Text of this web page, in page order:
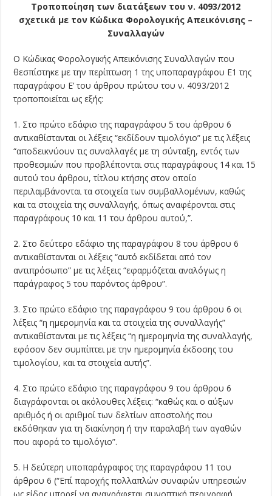
Τροποποίηση των διατάξεων του ν. 4093/2012
σχετικά με τον Κώδικα Φορολογικής Απεικόνισης –
Συναλλαγών
Ο Κώδικας Φορολογικής Απεικόνισης Συναλλαγών που
θεσπίστηκε με την περίπτωση 1 της υποπαραγράφου Ε1 της
παραγράφου Ε’ του άρθρου πρώτου του ν. 4093/2012
τροποποιείται ως εξής:
1. Στο πρώτο εδάφιο της παραγράφου 5 του άρθρου 6
αντικαθίστανται οι λέξεις “εκδίδουν τιμολόγιο” με τις λέξεις
“αποδεικνύουν τις συναλλαγές με τη σύνταξη, εντός των
προθεσμιών που προβλέπονται στις παραγράφους 14 και 15
αυτού του άρθρου, τίτλου κτήσης στον οποίο
περιλαμβάνονται τα στοιχεία των συμβαλλομένων, καθώς
και τα στοιχεία της συναλλαγής, όπως αναφέρονται στις
παραγράφους 10 και 11 του άρθρου αυτού,”.
2. Στο δεύτερο εδάφιο της παραγράφου 8 του άρθρου 6
αντικαθίστανται οι λέξεις “αυτό εκδίδεται από τον
αντιπρόσωπο” με τις λέξεις “εφαρμόζεται αναλόγως η
παράγραφος 5 του παρόντος άρθρου”.
3. Στο πρώτο εδάφιο της παραγράφου 9 του άρθρου 6 οι
λέξεις “η ημερομηνία και τα στοιχεία της συναλλαγής”
αντικαθίστανται με τις λέξεις “η ημερομηνία της συναλλαγής,
εφόσον δεν συμπίπτει με την ημερομηνία έκδοσης του
τιμολογίου, και τα στοιχεία αυτής”.
4. Στο πρώτο εδάφιο της παραγράφου 9 του άρθρου 6
διαγράφονται οι ακόλουθες λέξεις: “καθώς και ο αύξων
αριθμός ή οι αριθμοί των δελτίων αποστολής που
εκδόθηκαν για τη διακίνηση ή την παραλαβή των αγαθών
που αφορά το τιμολόγιο”.
5. Η δεύτερη υποπαράγραφος της παραγράφου 11 του
άρθρου 6 (“Επί παροχής πολλαπλών συναφών υπηρεσιών